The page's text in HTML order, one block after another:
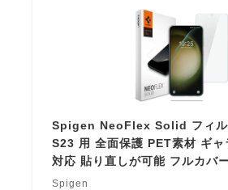
Spigen NeoFlex Solid フィ
S23 用 全面保護 PET素材 ギャ
対応 貼り直しが可能 フルカバ
Spigen